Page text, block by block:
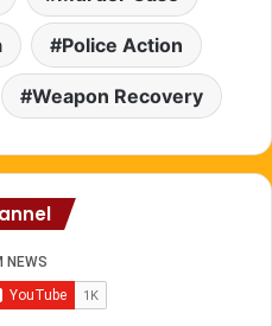
Police Action
Weapon Recovery